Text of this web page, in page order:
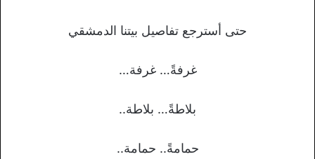
حتى أسترجع تفاصيل بيتنا الدمشقي
غرفةً… غرفة…
بلاطةً… بلاطة..
حمامةً.. حمامة..